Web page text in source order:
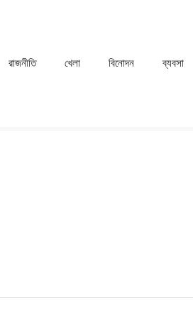
রাজনীতি খেলা ⁠বিনোদন ব্যবসা